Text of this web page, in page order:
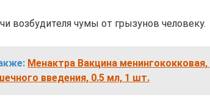
возбудителя чумы от грызунов человеку.
Менактра Вакцина
введения, 0.5 мл, 1 шт.